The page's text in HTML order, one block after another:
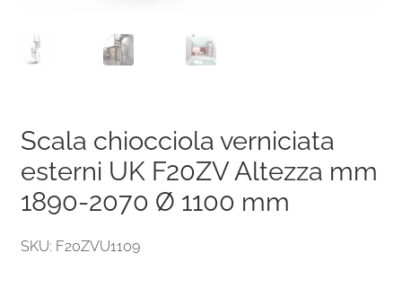
Scala chiocciola verniciata
esterni UK F20ZV Altezza mm
1890-2070 Ø 1100 mm
SKU: F20ZVU1109